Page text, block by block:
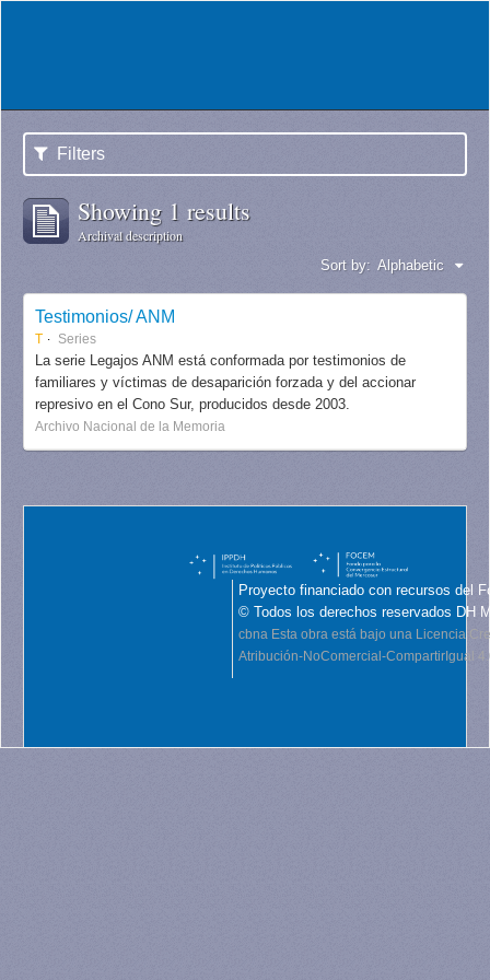
Filters
Showing 1 results
Archival description
Sort by: Alphabetic
Testimonios/ ANM
T Series
La serie Legajos ANM está conformada por testimonios de
familiares y víctimas de desaparición forzada y del accionar
represivo en el Cono Sur, producidos desde 2003.
Archivo Nacional de la Memoria
Proyecto financiado con recursos del
© Todos los derechos reservados DH
cbna Esta obra está bajo una Licencia
Atribución-NoComercial-CompartirIgual